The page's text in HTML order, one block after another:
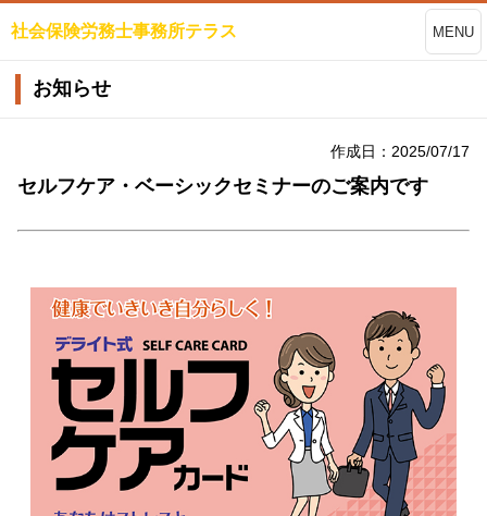
社会保険労務士事務所テラス MENU
お知らせ
作成日：2025/07/17
セルフケア・ベーシックセミナーのご案内です